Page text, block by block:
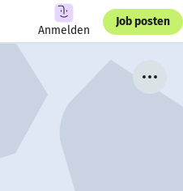
Anmelden
Job posten